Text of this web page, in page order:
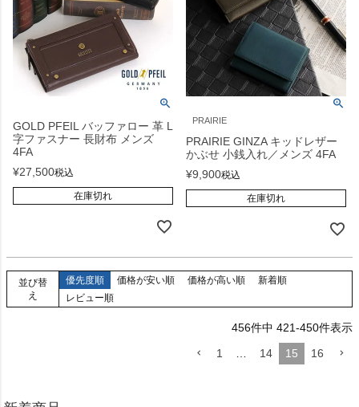
GOLD PFEIL バッファロー 革 L
字ファスナー 長財布 メンズ
4FA
¥27,500税込
在庫切れ
PRAIRIE
PRAIRIE GINZA キッドレザー
かぶせ 小銭入れ／メンズ 4FA
¥9,900税込
在庫切れ
並び替
え
優先度順 価格が安い順 価格が高い順
新着順
レビュー順
456件中 421-450件表示
1
… 14 15 16